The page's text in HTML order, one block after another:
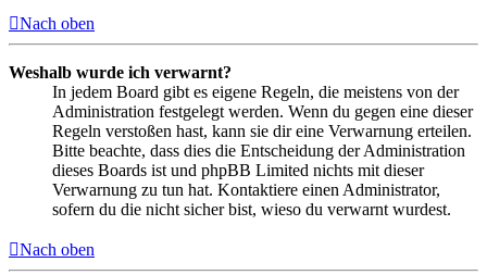
Nach oben
Weshalb wurde ich verwarnt?
In jedem Board gibt es eigene Regeln, die meistens von der
Administration festgelegt werden. Wenn du gegen eine dieser
Regeln verstoßen hast, kann sie dir eine Verwarnung erteilen.
Bitte beachte, dass dies die Entscheidung der Administration
dieses Boards ist und phpBB Limited nichts mit dieser
Verwarnung zu tun hat. Kontaktiere einen Administrator,
sofern du die nicht sicher bist, wieso du verwarnt wurdest.
Nach oben